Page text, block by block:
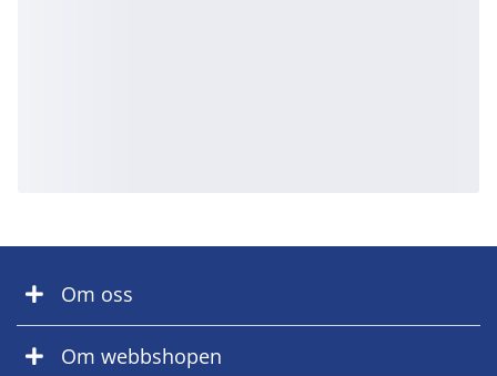
Om oss
Om webbshopen